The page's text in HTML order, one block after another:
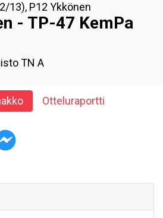
13), P12 Ykkönen
- TP-47 KemPa
TN A
Otteluraportti